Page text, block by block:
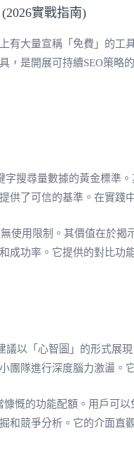
有大量宣稱「免費」的
，是開展可持續SEO策
搜尋量數據的黃金標準
了可信的基準。在實踐
使用限制。其價值在於
功率。它提供的對比功
以「心智圖」的形式
隊進行深度腦力激盪。
慨的功能配額。用戶
競爭分析。它的介面直